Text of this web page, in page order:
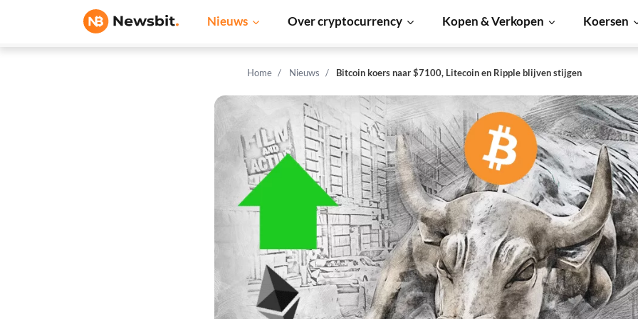
Nieuws Over cryptocurrency Kopen & Verkopen Koersen
Home Nieuws Bitcoin koers naar $7100, Litecoin en Ripple blijven stijgen